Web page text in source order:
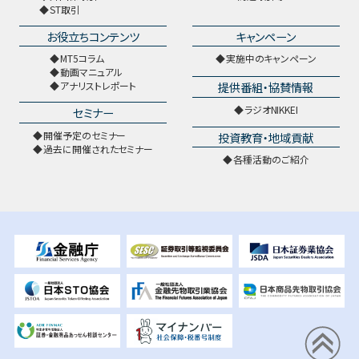
ST取引
お役立ちコンテンツ
MT5コラム
動画マニュアル
アナリストレポート
セミナー
開催予定のセミナー
過去に開催されたセミナー
キャンペーン
実施中のキャンペーン
提供番組・協賛情報
ラジオNIKKEI
投資教育・地域貢献
各種活動のご紹介